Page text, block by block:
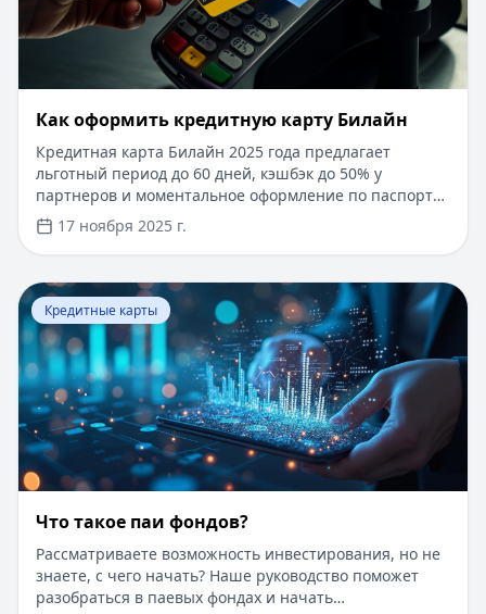
​Как оформить кредитную карту Билайн
Кредитная карта Билайн 2025 года предлагает
льготный период до 60 дней, кэшбэк до 50% у
партнеров и моментальное оформление по паспорту.
Заемные средства до 300 000 рублей доступны без
подтверждения дохода. Узнайте, как получить карту с
выгодными условиями и управлять финансами
эффективно. Для сравнения кредитных продуктов и
выбора оптимального решения воспользуйтесь
сервисом Кредитный Зай, где собраны актуальные
предложения от ведущих банков
17 ноября 2025 г.
Перейти к статье:Что такое паи фондов?
Кредитные карты
Что такое паи фондов?
Рассматриваете возможность инвестирования, но не
знаете, с чего начать? Наше руководство поможет
разобраться в паевых фондах и начать